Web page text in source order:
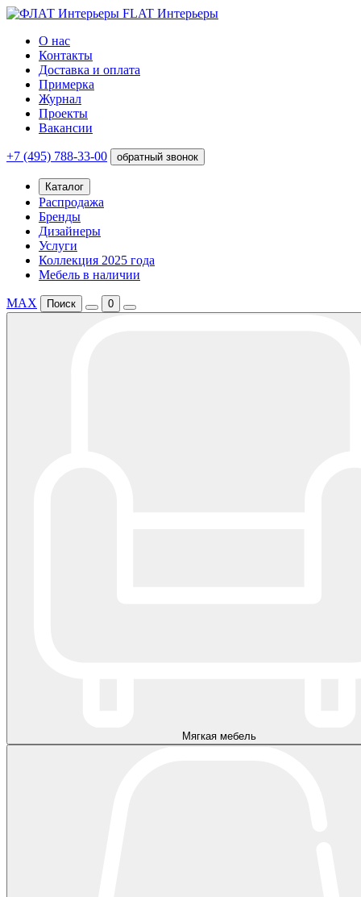
FLAT Интерьеры
О нас
Контакты
Доставка и оплата
Примерка
Журнал
Проекты
Вакансии
+7 (495) 788-33-00 обратный звонок
Каталог
Распродажа
Бренды
Дизайнеры
Услуги
Коллекция 2025 года
Мебель в наличии
MAX Поиск 0
Мягкая мебель